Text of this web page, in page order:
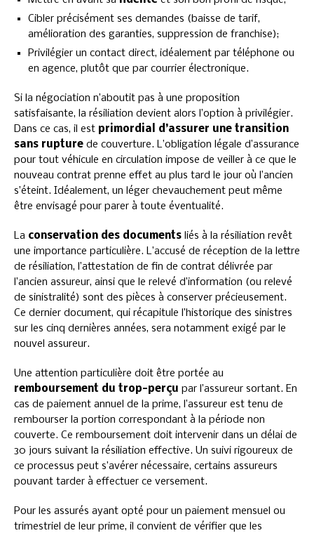
Cibler précisément ses demandes (baisse de tarif,
amélioration des garanties, suppression de franchise);
Privilégier un contact direct, idéalement par téléphone ou
en agence, plutôt que par courrier électronique.
Si la négociation n’aboutit pas à une proposition
satisfaisante, la résiliation devient alors l’option à privilégier.
Dans ce cas, il est primordial d’assurer une transition
sans rupture de couverture. L’obligation légale d’assurance
pour tout véhicule en circulation impose de veiller à ce que le
nouveau contrat prenne effet au plus tard le jour où l’ancien
s’éteint. Idéalement, un léger chevauchement peut même
être envisagé pour parer à toute éventualité.
La conservation des documents liés à la résiliation revêt
une importance particulière. L’accusé de réception de la lettre
de résiliation, l’attestation de fin de contrat délivrée par
l’ancien assureur, ainsi que le relevé d’information (ou relevé
de sinistralité) sont des pièces à conserver précieusement.
Ce dernier document, qui récapitule l’historique des sinistres
sur les cinq dernières années, sera notamment exigé par le
nouvel assureur.
Une attention particulière doit être portée au
remboursement du trop-perçu par l’assureur sortant. En
cas de paiement annuel de la prime, l’assureur est tenu de
rembourser la portion correspondant à la période non
couverte. Ce remboursement doit intervenir dans un délai de
30 jours suivant la résiliation effective. Un suivi rigoureux de
ce processus peut s’avérer nécessaire, certains assureurs
pouvant tarder à effectuer ce versement.
Pour les assurés ayant opté pour un paiement mensuel ou
trimestriel de leur prime, il convient de vérifier que les